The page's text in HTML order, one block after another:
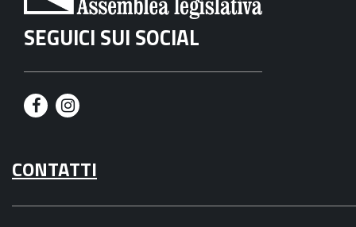
SEGUICI SUI SOCIAL
F
c
e
I
s
t
CONTATTI